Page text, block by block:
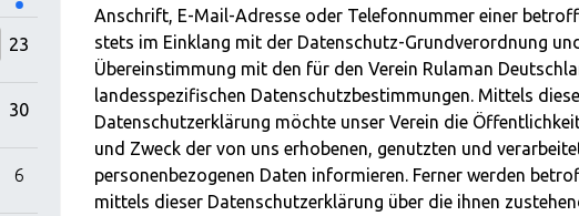
Veranstaltung
23
30
6
Anschrift, E-Mail-Adresse oder Telefonnummer einer
stets im Einklang mit der Datenschutz-Grundverordnung
Übereinstimmung mit den für den Verein Rulaman
landesspezifischen Datenschutzbestimmungen. Mittels
Datenschutzerklärung möchte unser Verein die
und Zweck der von uns erhobenen, genutzten und
personenbezogenen Daten informieren. Ferner werden
mittels dieser Datenschutzerklärung über die ihnen